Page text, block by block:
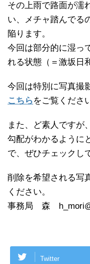
その上雨で路面が濡
い、メチャ踏んでる
陥ります。
今回は部分的に湿っ
れる状態（＝激坂日
今回は特別に写真撮
こちら をご覧くださ
また、ど素人ですが、
勾配がわかるように
で、ぜひチェックし
削除を希望される写
ください。
事務局 森
Twitter